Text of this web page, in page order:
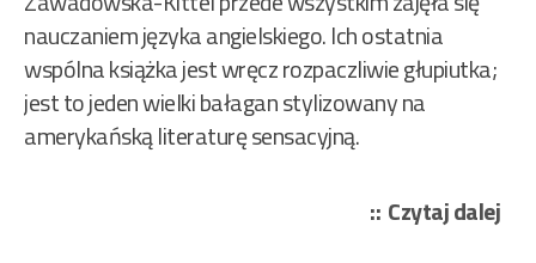
nauczaniem języka angielskiego. Ich ostatnia
wspólna książka jest wręcz rozpaczliwie głupiutka;
jest to jeden wielki bałagan stylizowany na
amerykańską literaturę sensacyjną.
Czytaj dalej